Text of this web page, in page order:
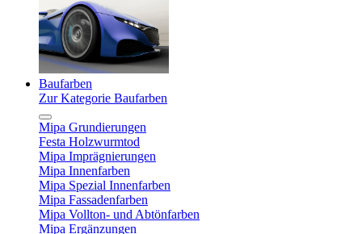
Baufarben
Zur Kategorie Baufarben
Mipa Grundierungen
Festa Holzwurmtod
Mipa Imprägnierungen
Mipa Innenfarben
Mipa Spezial Innenfarben
Mipa Fassadenfarben
Mipa Vollton- und Abtönfarben
Mipa Ergänzungen